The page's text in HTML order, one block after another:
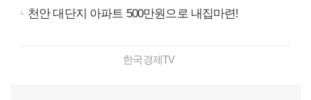
천안 대단지 아파트 500만원으로 내집마련!
한국경제TV